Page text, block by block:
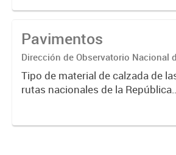
Pavimentos
Dirección de Observatorio Nacional
Transporte
Tipo de material de calzada de
rutas nacionales de la República
2019.